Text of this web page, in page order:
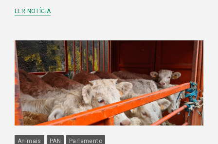
LER NOTÍCIA
Animais PAN Parlamento